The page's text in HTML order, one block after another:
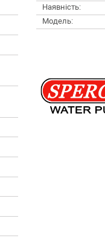
Наявність:
Модель: